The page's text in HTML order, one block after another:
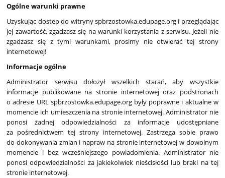
Ogólne warunki prawne
Uzyskując dostęp do witryny spbrzostowka.edupage.org i przeglądając
jej zawartość, zgadzasz się na warunki korzystania z serwisu. Jeżeli nie
zgadzasz się z tymi warunkami, prosimy nie otwierać tej strony
internetowej!
Informacje ogólne
Administrator serwisu dołożył wszelkich starań, aby wszystkie
informacje publikowane na stronie internetowej oraz podstronach
o adresie URL spbrzostowka.edupage.org były poprawne i aktualne w
momencie ich umieszczenia na stronie internetowej. Administrator nie
ponosi żadnej odpowiedzialności za informacje udostępniane
za pośrednictwem tej strony internetowej. Zastrzega sobie prawo
do dokonywania zmian i napraw na stronie internetowej w dowolnym
momencie i bez wcześniejszego powiadomienia. Administrator nie
ponosi odpowiedzialności za jakiekolwiek nieścisłości lub braki na tej
stronie internetowej.